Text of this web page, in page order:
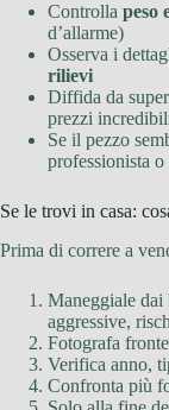
Controlla peso
d’allarme)
Osserva i
rilievi
Diffida da
prezzi
Se il pezzo
professionista o
Se le trovi in casa:
Prima di correre a
Maneggiale dai
aggressive,
Fotografa
Verifica anno,
Confronta più